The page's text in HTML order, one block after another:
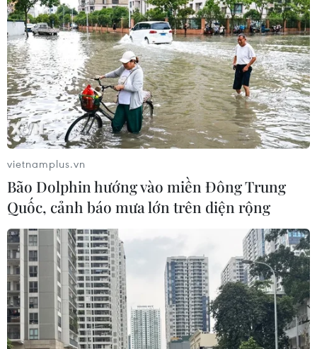
vietnamplus.vn
Bão Dolphin hướng vào miền Đông Trung
Quốc, cảnh báo mưa lớn trên diện rộng